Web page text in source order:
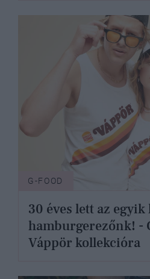
G-FOOD
30 éves lett az egyik
hamburgerezőnk! -
Váppör kollekcióra